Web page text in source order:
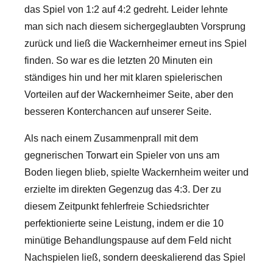
das Spiel von 1:2 auf 4:2 gedreht. Leider lehnte
man sich nach diesem sichergeglaubten Vorsprung
zurück und ließ die Wackernheimer erneut ins Spiel
finden. So war es die letzten 20 Minuten ein
ständiges hin und her mit klaren spielerischen
Vorteilen auf der Wackernheimer Seite, aber den
besseren Konterchancen auf unserer Seite.
Als nach einem Zusammenprall mit dem
gegnerischen Torwart ein Spieler von uns am
Boden liegen blieb, spielte Wackernheim weiter und
erzielte im direkten Gegenzug das 4:3. Der zu
diesem Zeitpunkt fehlerfreie Schiedsrichter
perfektionierte seine Leistung, indem er die 10
minütige Behandlungspause auf dem Feld nicht
Nachspielen ließ, sondern deeskalierend das Spiel